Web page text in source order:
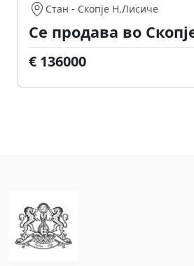
Стан - Скопје Н.Лисиче
Се продава во
€ 136000